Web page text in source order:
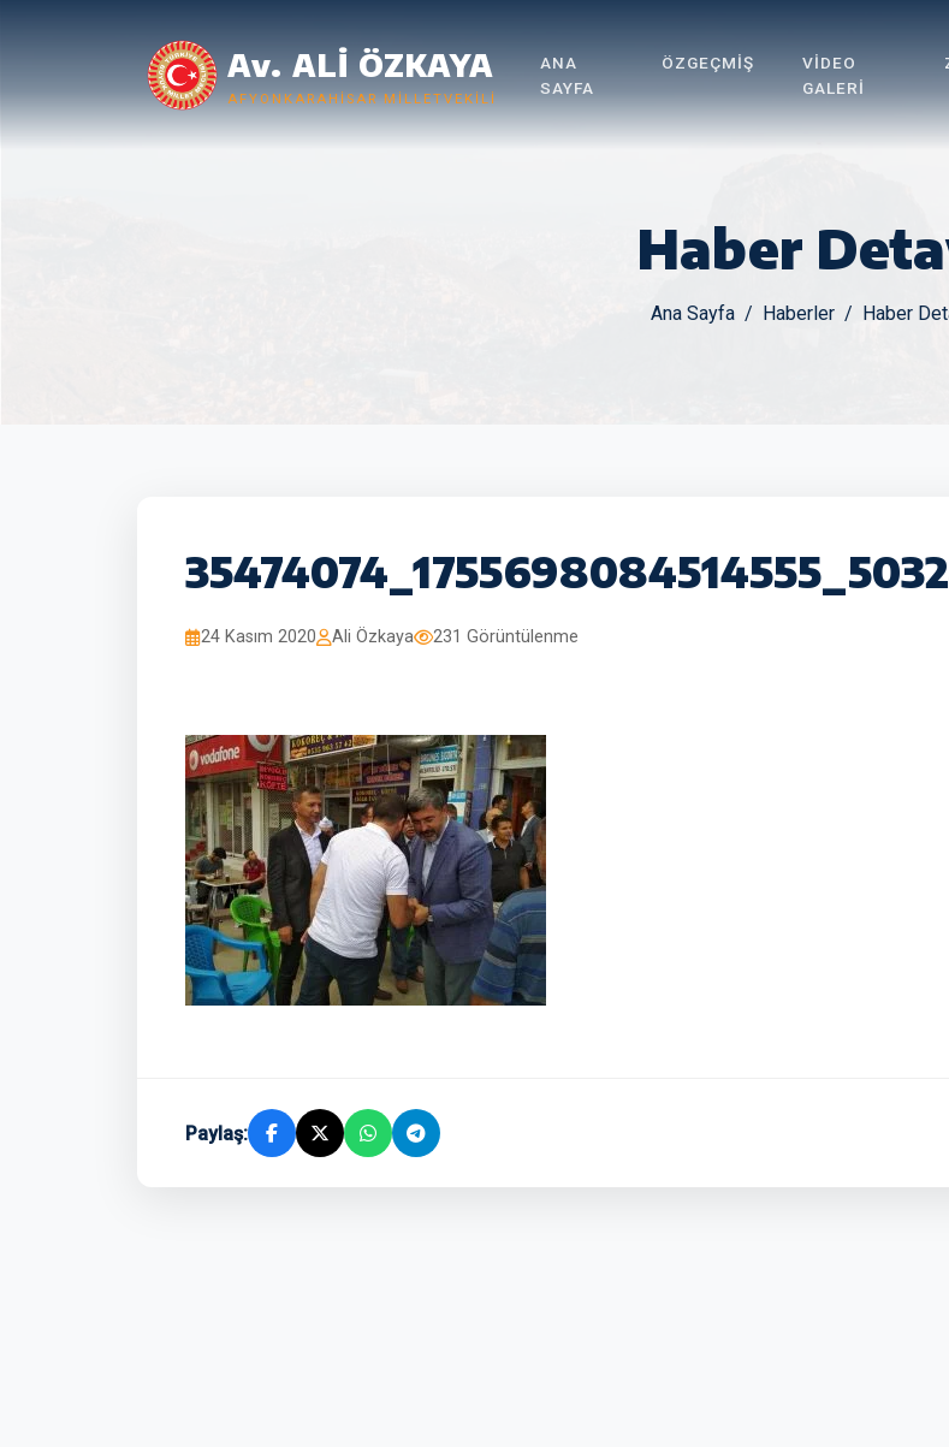
Av. ALİ ÖZKAYA
AFYONKARAHISAR MILLETVEKILI
ANA
SAYFA
ÖZGEÇMIŞ
VIDEO
GALERI
Haber
Ana Sayfa Haberler Haber
24 Kasım 2020 Ali Özkaya 231 Görüntülenme
Paylaş: